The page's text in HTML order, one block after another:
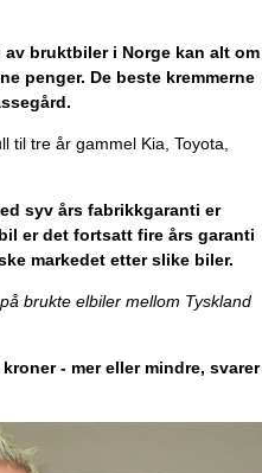
bruktbiler i Norge kan alt om
penger. De beste kremmerne
til tre år gammel Kia, Toyota,
syv års fabrikkgaranti er
er det fortsatt fire års garanti
markedet etter slike biler.
brukte elbiler mellom Tyskland
- mer eller mindre, svarer